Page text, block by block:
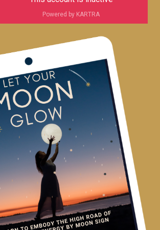
Powered by KARTRA